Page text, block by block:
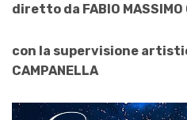
diretto da FABIO MASSIMO
con la supervisione
CAMPANELLA